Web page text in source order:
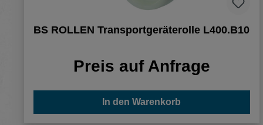
BS ROLLEN Transportgeräterolle L400.B10
Preis auf Anfrage
In den Warenkorb